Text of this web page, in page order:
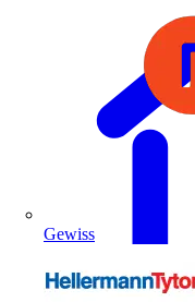
Gewiss